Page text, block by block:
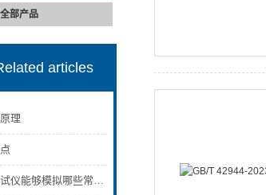
部产品
articles
理
触摸屏耐破度测试仪能够模拟哪些常见的日常使用情况和意外情况？